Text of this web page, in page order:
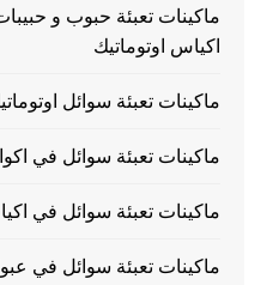
ماكينات تعبئة حبوب و
اكياس اوتوماتيك
ماكينات تعبئة سوائل
ماكينات تعبئة سوائل في
ماكينات تعبئة سوائل في
ماكينات تعبئة سوائل في